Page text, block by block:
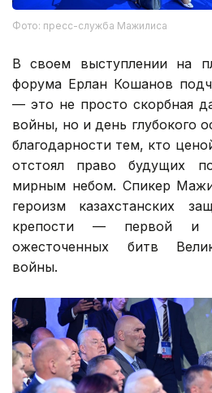
Фото: пресс-служба Мажилиса
В своем выступлении на
форума Ерлан Кошанов
— это не просто скорбная
войны, но и день глубокого
благодарности тем, кто
отстоял право будущих
мирным небом. Спикер
героизм казахстанских
крепости — первой и
ожесточенных битв
войны.